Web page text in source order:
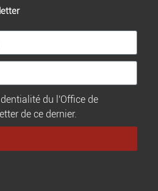
du l'Office de
de ce dernier.